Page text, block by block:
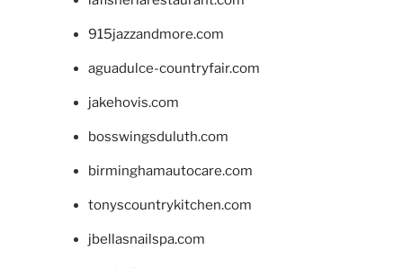
915jazzandmore.com
aguadulce-countryfair.com
jakehovis.com
bosswingsduluth.com
birminghamautocare.com
tonyscountrykitchen.com
jbellasnailspa.com